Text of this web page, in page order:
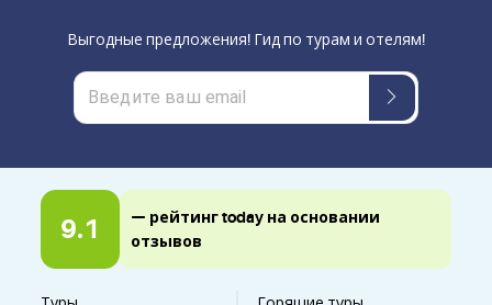
9.1
— рейтинг today на основании
отзывов
Выгодные предложения! Гид по турам и отелям!